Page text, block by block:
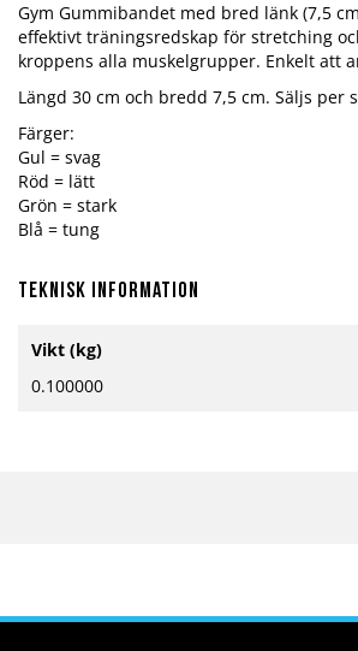
Gym Gummibandet med bred länk (7,5
effektivt träningsredskap för stretching
kroppens alla muskelgrupper. Enkelt att
Längd 30 cm och bredd 7,5 cm. Säljs per
Färger:
Gul = svag
Röd = lätt
Grön = stark
Blå = tung
Teknisk information
information
Vikt (kg)
0.100000